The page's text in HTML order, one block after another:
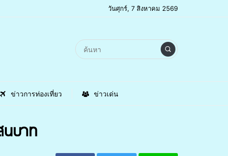
วันศุกร์, 7 สิงหาคม 2569
ข่าวการท่องเที่ยว ข่าวเด่น
บาท